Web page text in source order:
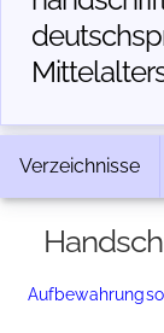
Verzeichnisse